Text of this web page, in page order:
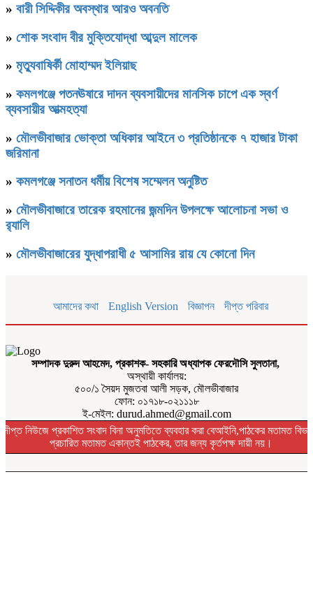
» বারী সিদ্দিকীর অবস্থার আরও অবনতি
» শোক সংবাদ বীর মুক্তিযোদ্ধা আব্দুল মালেক
» মৃত্যুবাষির্কী মোহাম্মদ ইলিয়াছ
» কমলগঞ্জে পতনঊষারে দাদন ব্যবসায়ীদের মানসিক চাপে এক স্বর্ণ
ব্যবসায়ীর আত্মহত্যা
» মৌলভীবাজার ভোক্তা অধিকার আইনে ৩ প্রতিষ্ঠানকে ৭ হাজার টাকা
জরিমানা
» কমলগঞ্জে সনাতন ধর্মীয় বিশেষ সম্মেলন অনুষ্টিত
» মৌলভীবাজারে তারেক রহমানের জন্মদিন উপলক্ষে আলোচনা সভা ও
র‌্যালি
» মৌলভীবাজারের যুদ্ধাপরাধী ৫ আসামির রায় যে কোনো দিন
আমাদের কথা English Version বিজ্ঞাপন দীপ্ত পরিবার
সম্পাদক দুরুদ আহমেদ, প্রকাশক- সহকারি অধ্যাপক ফেরদৌসি সুলতানা,
অস্থায়ী কার্যালয়:
৫০০/১ সৈয়দ মুজতবা আলী সড়ক, মৌলভীবাজার
ফোন: ০১৭১৮-০২১১১৮
ই-মেইল: durud.ahmed@gmail.com
দীপ্ত নিউজে প্রকাশিত সংবাদ বিনা অনুমতিতে ব্যবহার করা বেআইনি,পাঠকের মতামত
প্রচারিত মতামত একান্তই পাঠকের, তার জন্য কৃর্তপক্ষ দায়ী নয়।